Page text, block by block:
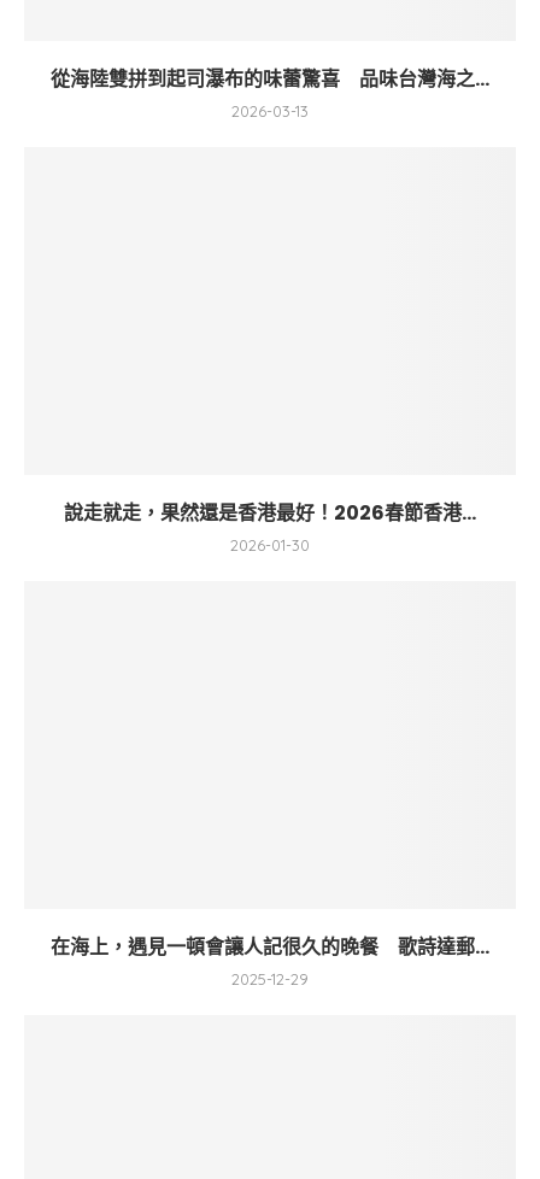
從海陸雙拼到起司瀑布的味蕾驚喜 品味台灣海之...
2026-03-13
說走就走，果然還是香港最好！2026春節香港...
2026-01-30
在海上，遇見一頓會讓人記很久的晚餐 歌詩達郵...
2025-12-29